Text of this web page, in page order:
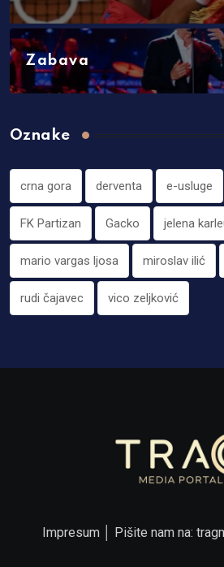
Zabava
Oznake
crna gora derventa e-usluge
FK Partizan Gacko jelena
mario vargas ljosa miroslav ilić
rudi čajavec vico zeljković
Impresum│ Pišite nam na: